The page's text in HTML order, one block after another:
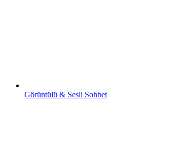
Görüntülü & Sesli Sohbet